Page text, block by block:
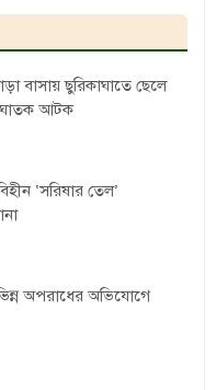
বাসায় ছুরিকাঘাতে ছেলে
ঘাতক আটক
‘সরিষার তেল’
অপরাধের অভিযোগে